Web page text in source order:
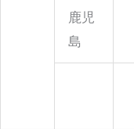
鹿児
島